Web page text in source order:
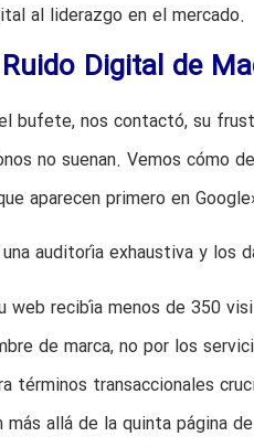
al liderazgo en el mercado.
Digital de
bufete, nos contactó, su
no suenan. Vemos cómo
aparecen primero en
auditoría exhaustiva y los
web recibía menos de 350
de marca, no por los
términos transaccionales
allá de la quinta página